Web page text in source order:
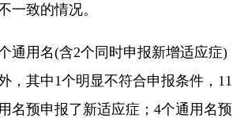
一致的情况。
用名(含2个同时申报新增适应症)
，其中1个明显不符合申报条件，11
名预申报了新适应症；4个通用名预